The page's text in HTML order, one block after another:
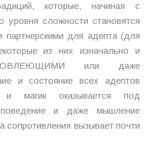
которые, начиная с
уровня сложности становятся
для адепта (для
из них изначально и
или даже
и состояние всех адептов
магик оказывается под
поведение и даже мышление
сопротивления вызывает почти